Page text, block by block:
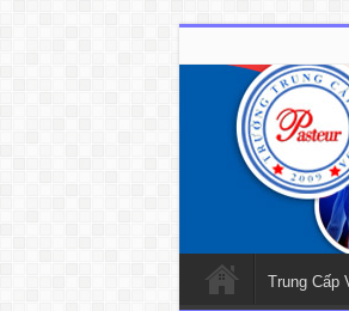
Trung Cấp